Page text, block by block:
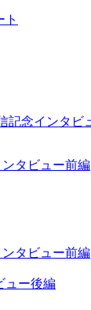
ト
タビュー前編
タビュー前編
ュー後編